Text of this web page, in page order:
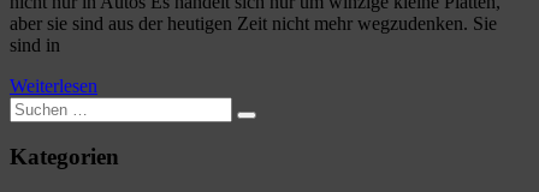
aber sie sind aus der heutigen Zeit nicht mehr wegzudenken. Sie
sind in
Weiterlesen
Suchen
nach:
Suchen
Kategorien